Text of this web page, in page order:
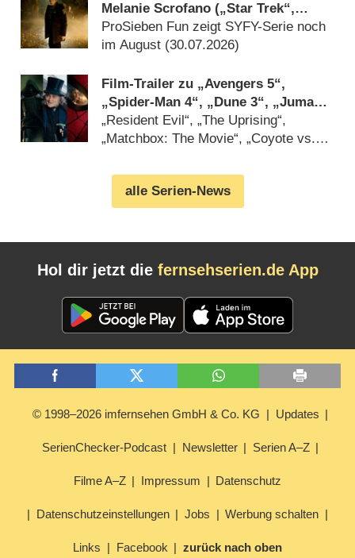
Melanie Scrofano („Star Trek“,
„Wynonna Earp“) vor
Deutschlandpremiere
ProSieben Fun zeigt SYFY-Serie noch
im August (30.07.2026)
Film-Trailer zu „Avengers 5“,
„Spider-Man 4“, „Dune 3“, „Jumanji
3“ und DC-Horror „Clayface“
„Resident Evil“, „The Uprising“,
„Matchbox: The Movie“, „Coyote vs.
(27.07.2026)
alle Serien-News
Hol dir jetzt die fernsehserien.de App
© 1998–2026 imfernsehen GmbH & Co. KG Updates
SerienChecker-Podcast Newsletter Serien A–Z
Filme A–Z Impressum Datenschutz
Datenschutzeinstellungen Jobs Werbung schalten
Links Facebook zurück nach oben